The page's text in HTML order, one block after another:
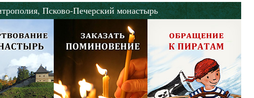
Псково-Печерский монастырь